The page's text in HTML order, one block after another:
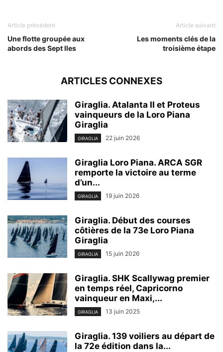
Article précédent
Une flotte groupée aux
abords des Sept Iles
Article suivant
Les moments clés de la
troisième étape
ARTICLES CONNEXES
Giraglia. Atalanta II et Proteus
vainqueurs de la Loro Piana
Giraglia
GIRAGLIA 22 juin 2026
Giraglia Loro Piana. ARCA SGR
remporte la victoire au terme
d’un...
GIRAGLIA 19 juin 2026
Giraglia. Début des courses
côtières de la 73e Loro Piana
Giraglia
GIRAGLIA 15 juin 2026
Giraglia. SHK Scallywag premier
en temps réel, Capricorno
vainqueur en Maxi,...
GIRAGLIA 13 juin 2025
Giraglia. 139 voiliers au départ de
la 72e édition dans la...